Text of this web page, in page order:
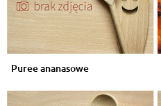
Puree ananasowe